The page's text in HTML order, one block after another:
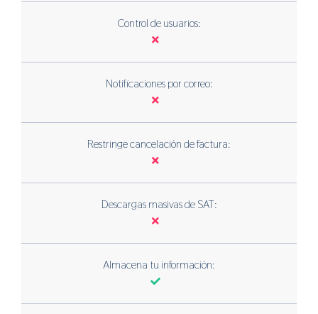
Control de usuarios:
Notificaciones por correo:
Restringe cancelación de factura:
Descargas masivas de SAT:
Almacena tu información: